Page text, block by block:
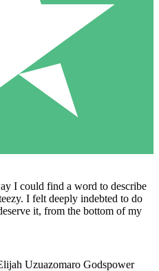
I could find a word to describe
I felt deeply indebted to do
it, from the bottom of my
Uzuazomaro Godspower